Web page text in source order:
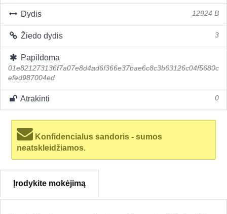
Dydis 12924 B
Žiedo dydis 3
Papildoma
01e821273136f7a07e8d4ad6f366e37bae6c8c3b63126c04f5680c
efed987004ed
Atrakinti 0
Konfidencialus sandoris - sumos
neatskleidžiamos.
Įrodykite mokėjimą